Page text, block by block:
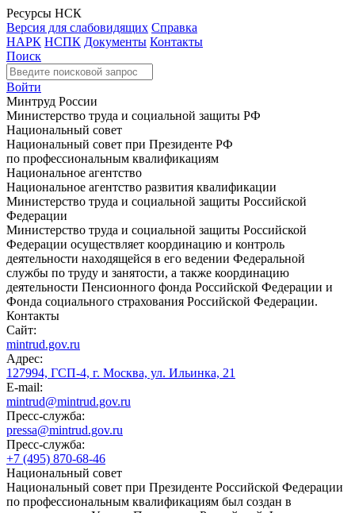
Ресурсы НСК
Версия для слабовидящих Справка
НАРК НСПК Документы Контакты
Поиск
Войти
Минтруд России
Министерство труда и социальной защиты РФ
Национальный совет
Национальный совет при Президенте РФ
по профессиональным квалификациям
Национальное агентство
Национальное агентство развития квалификации
Министерство труда и социальной защиты Российской
Федерации
Министерство труда и социальной защиты Российской
Федерации осуществляет координацию и контроль
деятельности находящейся в его ведении Федеральной
службы по труду и занятости, а также координацию
деятельности Пенсионного фонда Российской Федерации и
Фонда социального страхования Российской Федерации.
Контакты
Сайт:
mintrud.gov.ru
Адрес:
127994, ГСП-4, г. Москва, ул. Ильинка, 21
E-mail:
mintrud@mintrud.gov.ru
Пресс-служба:
pressa@mintrud.gov.ru
Пресс-служба:
+7 (495) 870-68-46
Национальный совет
Национальный совет при Президенте Российской Федерации
по профессиональным квалификациям был создан в